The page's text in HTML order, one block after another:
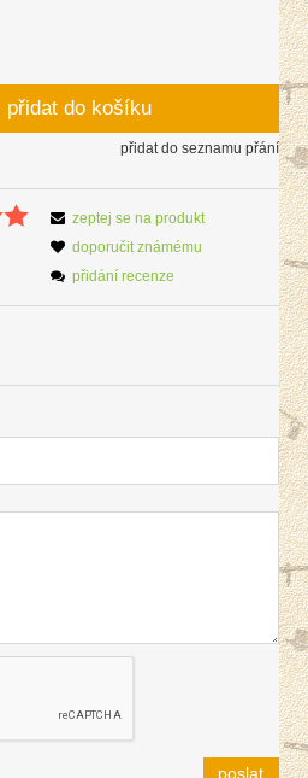
přidat do košíku
přidat do seznamu přání
zeptej se na produkt
doporučit známému
přidání recenze
poslat